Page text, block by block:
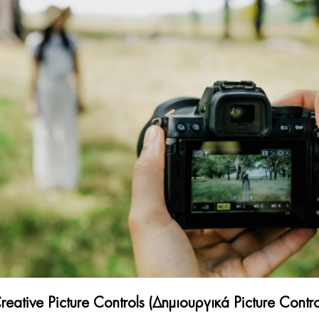
Picture Controls (Δημιουργικά Picture